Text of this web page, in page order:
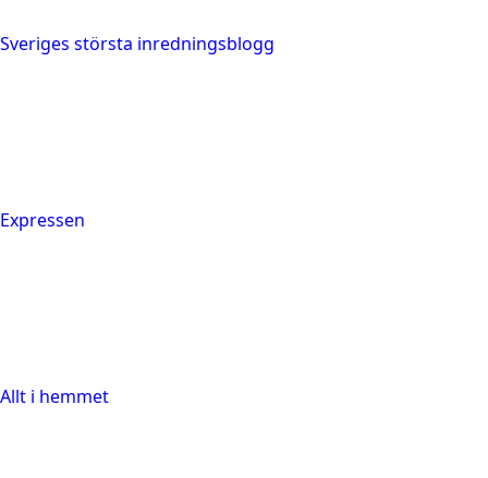
Sveriges största inredningsblogg
Expressen
Allt i hemmet